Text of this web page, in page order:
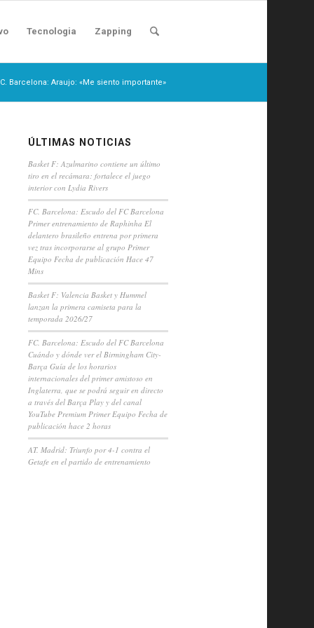
Tecnologia Zapping
Barcelona: Araujo: «Me siento importante»
ÚLTIMAS NOTICIAS
Basket F: Azulmarino contiene un último
tiro en el recámara: fortalece el juego
interior con Lydia Rivers
FC. Barcelona: Escudo del FC Barcelona
Primer entrenamiento de Raphinha El
delantero brasileño entrena por primera
vez tras incorporarse al grupo Primer
Equipo Fecha de publicación Hace 47
Mins
Basket F: Valencia Basket y Hummel
lanzan la primera camiseta para la
temporada 2026/27
FC. Barcelona: Escudo del FC Barcelona
Cuándo y dónde ver el Birmingham City-
Barça Guía de los horarios
internacionales del primer amistoso en
Inglaterra, que se podrá seguir en directo
a través del Barça Play y del canal
YouTube Premium Primer Equipo Fecha de
publicación hace 2 horas
AT. Madrid: Triunfo por 4-1 contra el
Getafe en el partido de entrenamiento